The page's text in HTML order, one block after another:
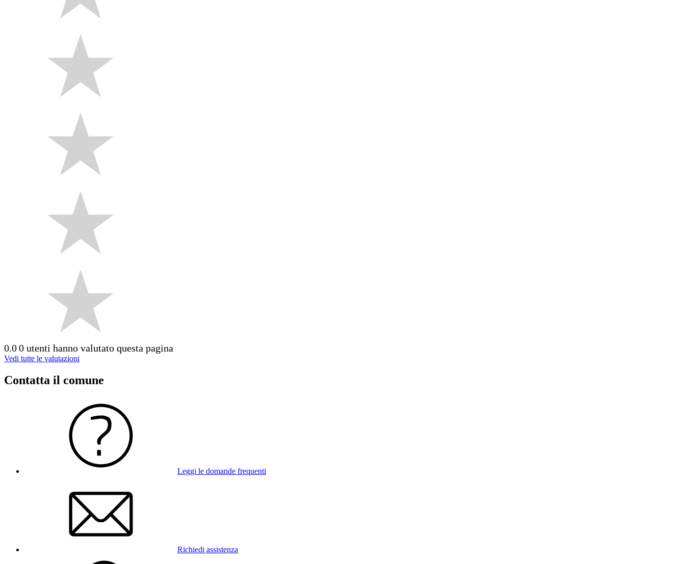
0.00 utenti hanno valutato questa pagina
Vedi tutte le valutazioni
Contatta il comune
Leggi le domande frequenti
Richiedi assistenza